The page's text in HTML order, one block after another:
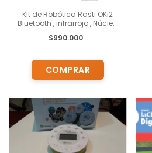
Kit de Robótica Rasti OKi2
Bluetooth , infrarrojo , Núcleo
y actuadores, 420 piezas Y
$990.000